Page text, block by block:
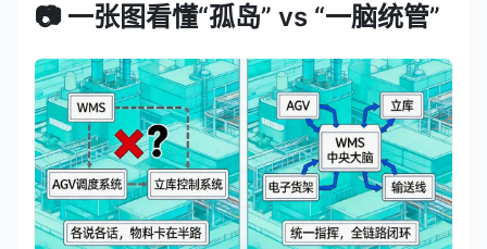
📷 一张图看懂“孤岛” vs “一脑统管”